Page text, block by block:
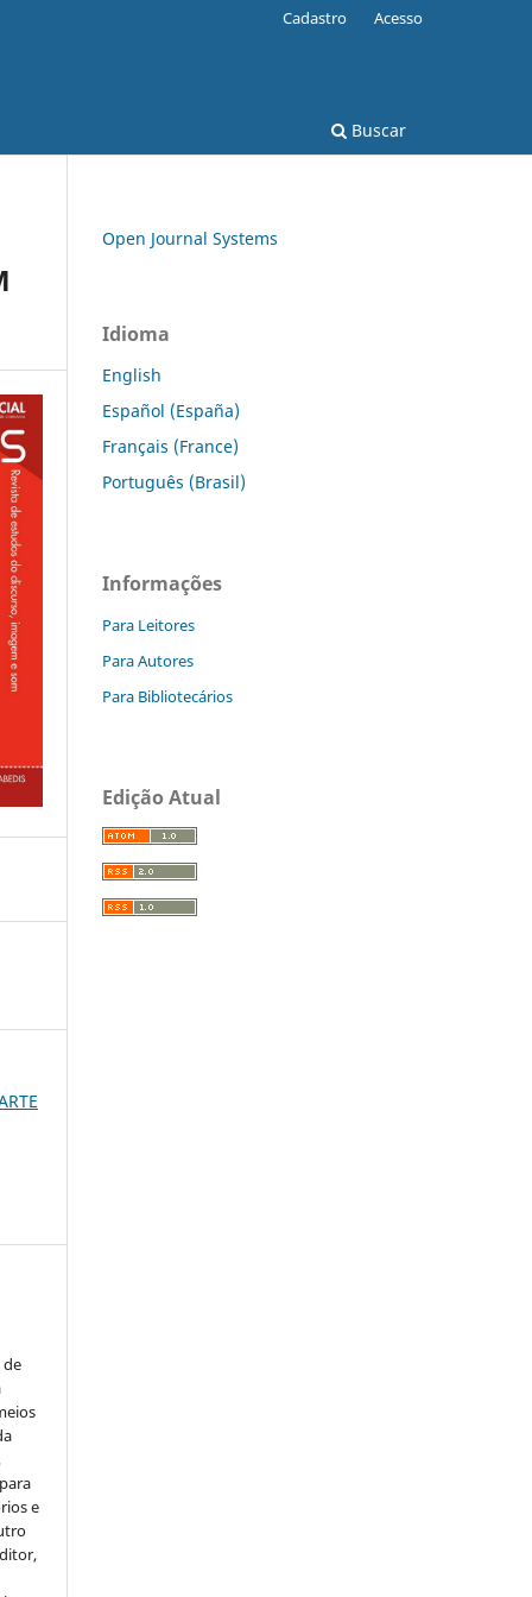
Buscar
Cadastro Acesso
de
e
Open Journal Systems
Idioma
English
Español (España)
Français (France)
Português (Brasil)
Informações
Para Leitores
Para Autores
Para Bibliotecários
Edição Atual